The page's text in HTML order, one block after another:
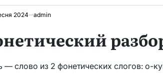
2024 admin
— слово из 2 фонетических слогов: о-